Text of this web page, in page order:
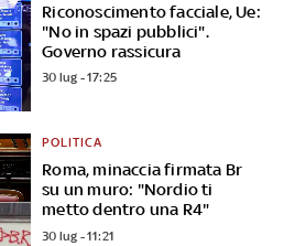
Riconoscimento facciale, Ue:
"No in spazi pubblici".
Governo rassicura
30 lug - 17:25
Roma, minaccia firmata Br
su un muro: "Nordio ti
metto dentro una R4"
POLITICA
30 lug - 11:21